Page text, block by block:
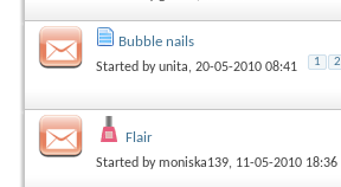
Bubble nails
Started byunita, 20-05-2010 08:41 1 2
Flair
Started bymoniska139, 11-05-2010 18:36